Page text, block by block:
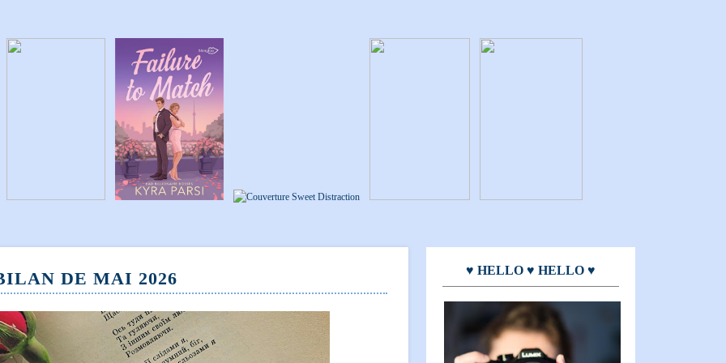
DE MAI 2026 ♥ HELLO ♥ HELLO ♥